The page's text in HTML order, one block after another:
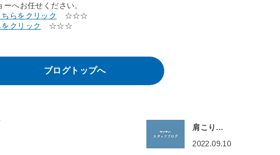
へお任せください。
らをクリック
☆☆☆
クリック ☆☆☆
ブログトップへ
肩こり…
2022.09.10